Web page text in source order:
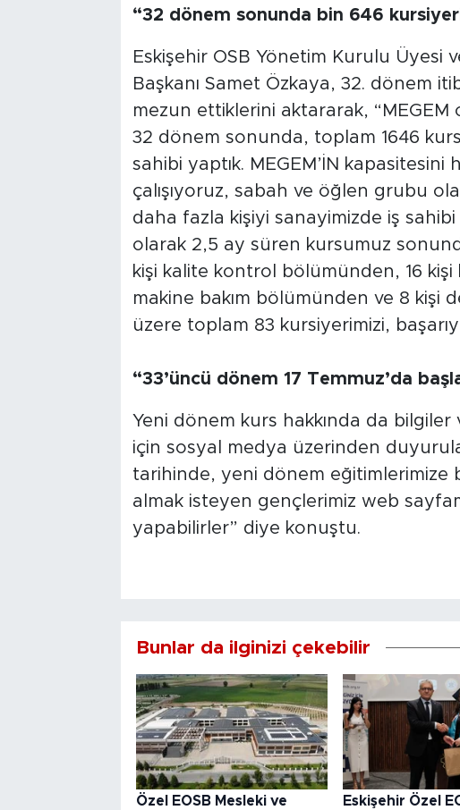
“32 dönem sonunda bin 646
Eskişehir OSB Yönetim Kurulu Üyesi
Başkanı Samet Özkaya, 32. dönem
mezun ettiklerini aktararak,
32 dönem sonunda, toplam 1646
sahibi yaptık. MEGEM’İN
çalışıyoruz, sabah ve öğlen grubu
daha fazla kişiyi sanayimizde iş
olarak 2,5 ay süren kursumuz
kişi kalite kontrol bölümünden, 16
makine bakım bölümünden ve 8 kişi
üzere toplam 83 kursiyerimizi,
“33’üncü dönem 17 Temmuz’da
Yeni dönem kurs hakkında da
için sosyal medya üzerinden
tarihinde, yeni dönem eğitimlerimize
almak isteyen gençlerimiz web
yapabilirler” diye konuştu.
Bunlar da ilginizi çekebilir
Özel EOSB Mesleki ve
Eskişehir Özel